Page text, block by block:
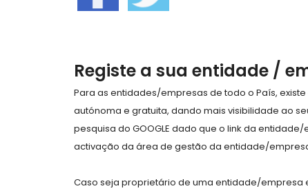
Registe a sua entidade /
Para as entidades/empresas de todo o País,
autónoma e gratuita, dando mais visibilidade ao
pesquisa do GOOGLE dado que o link da
activação da área de gestão da entidade/
Caso seja proprietário de uma entidade/empresa